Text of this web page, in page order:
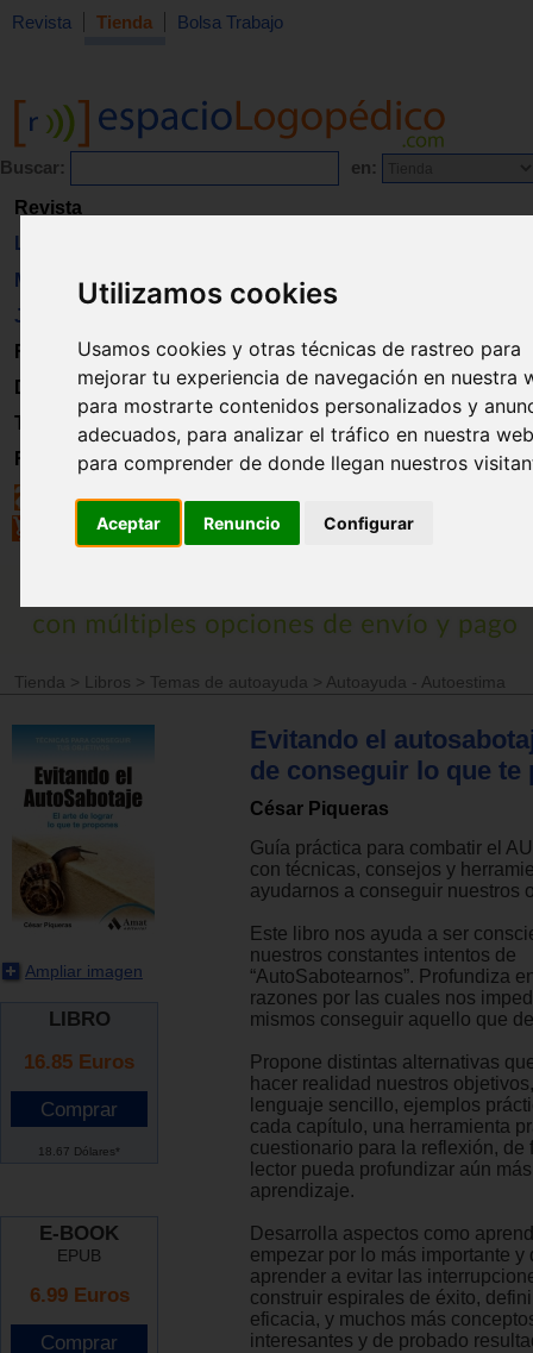
Utilizamos cookies
Usamos cookies y otras técnicas de rastreo para
mejorar tu experiencia de navegación en nuestra
para mostrarte contenidos personalizados y
adecuados, para analizar el tráfico en nuestra
para comprender de donde llegan nuestros
Aceptar Renuncio Configurar
Revista Tienda Bolsa Trabajo
Buscar: en:
Revista
Libros
Material
Juguetes
Formación
Directorio
Trabajo
Registro
Tienda > Libros > Temas de autoayuda > Autoayuda - Autoestima
Ampliar imagen
LIBRO
16.85 Euros
18.67 Dólares*
E-BOOK
EPUB
6.99 Euros
Evitando el
de conseguir lo que te
César Piqueras
Guía práctica para combatir el
con técnicas, consejos y
ayudarnos a conseguir nuestros
Este libro nos ayuda a ser
nuestros constantes intentos de
“AutoSabotearnos”. Profundiza
razones por las cuales nos
mismos conseguir aquello que
Propone distintas alternativas
hacer realidad nuestros
lenguaje sencillo, ejemplos
cada capítulo, una herramienta
cuestionario para la reflexión, de
lector pueda profundizar aún
aprendizaje.
Desarrolla aspectos como
empezar por lo más importante y
aprender a evitar las
construir espirales de éxito,
eficacia, y muchos más
interesantes y de probado